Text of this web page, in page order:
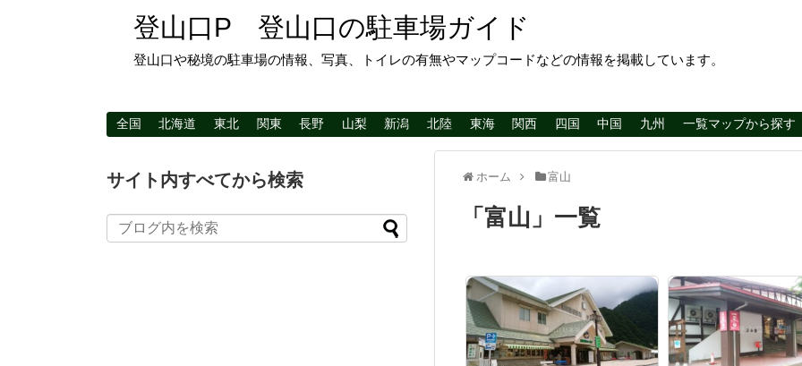
登山口P 登山口の駐車場ガイド
登山口や秘境の駐車場の情報、写真、トイレの有無やマップコードなどの情報を掲載しています。
全国 北海道 東北 関東 長野 山梨 新潟 北陸 東海 関西 四国 中国 九州 一覧マップから探す
ホーム 富山
「 富山 」 一覧
サイト内すべてから検索